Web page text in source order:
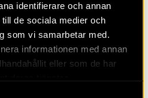
identifierare och annan
de sociala medier och
som vi samarbetar med.
informationen med annan
eller som de har
gravgrupp – nya